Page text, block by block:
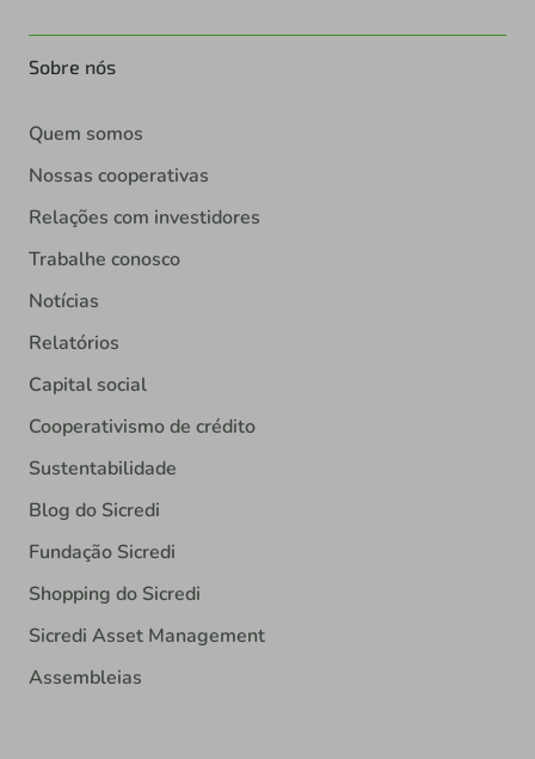
Sobre nós
Quem somos
Nossas cooperativas
Relações com investidores
Trabalhe conosco
Notícias
Relatórios
Capital social
Cooperativismo de crédito
Sustentabilidade
Blog do Sicredi
Fundação Sicredi
Shopping do Sicredi
Sicredi Asset Management
Assembleias